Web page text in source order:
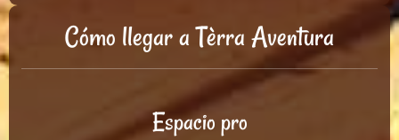
Cómo llegar a Tèrra Aventura
Espacio pro